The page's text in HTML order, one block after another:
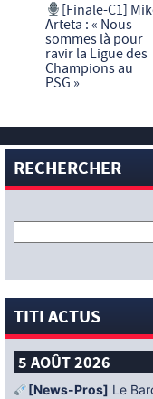
[Finale-C1]
Arteta : « Nous
sommes là pour
ravir la Ligue des
Champions au
PSG »
RECHERCHER
TITI ACTUS
5 AOÛT 2026
[News-Pros] Le